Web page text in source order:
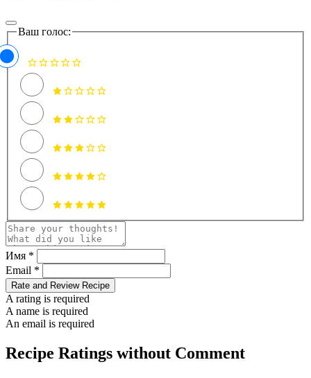
Ваш голос:
Имя *
Email *
Rate and Review Recipe
A rating is required
A name is required
An email is required
Recipe Ratings without Comment